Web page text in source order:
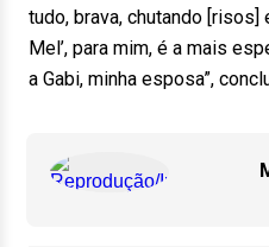
tudo, brava, chutando [risos]
Mel’, para mim, é a mais
a Gabi, minha esposa”,